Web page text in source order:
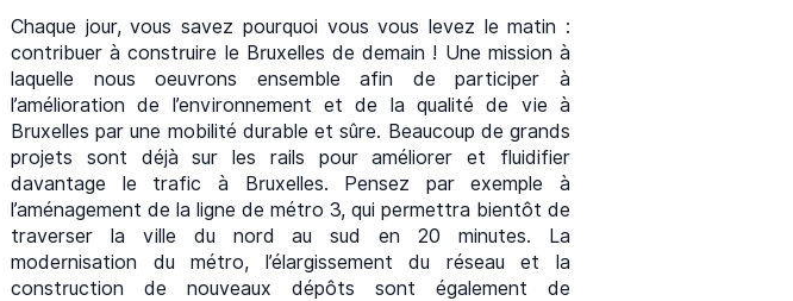
Chaque jour, vous savez pourquoi vous vous levez le matin :
contribuer à construire le Bruxelles de demain ! Une mission à
laquelle nous oeuvrons ensemble afin de participer à
l’amélioration de l’environnement et de la qualité de vie à
Bruxelles par une mobilité durable et sûre. Beaucoup de grands
projets sont déjà sur les rails pour améliorer et fluidifier
davantage le trafic à Bruxelles. Pensez par exemple à
l’aménagement de la ligne de métro 3, qui permettra bientôt de
traverser la ville du nord au sud en 20 minutes. La
modernisation du métro, l’élargissement du réseau et la
construction de nouveaux dépôts sont également de